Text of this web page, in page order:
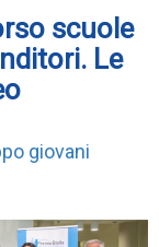
scuole
Le
giovani